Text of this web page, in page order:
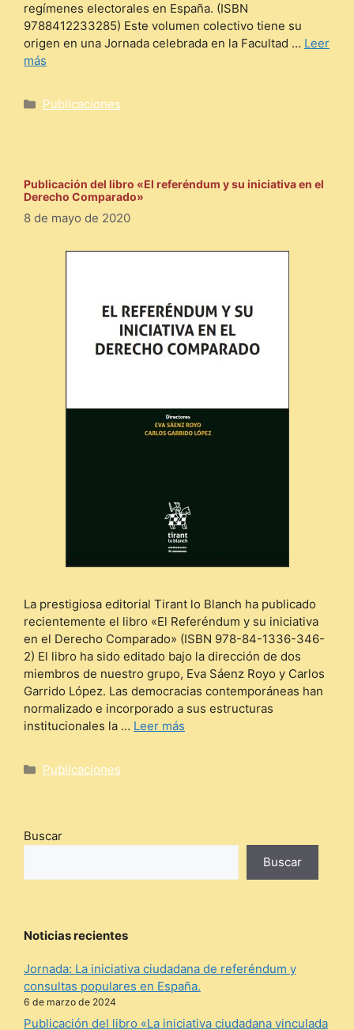
regímenes electorales en España. (ISBN
9788412233285) Este volumen colectivo tiene su
origen en una Jornada celebrada en la Facultad … Leer
más
Categorías
Publicaciones
Publicación del libro «El referéndum y su iniciativa en el
Derecho Comparado»
8 de mayo de 2020
La prestigiosa editorial Tirant lo Blanch ha publicado
recientemente el libro «El Referéndum y su iniciativa
en el Derecho Comparado» (ISBN 978-84-1336-346-
2) El libro ha sido editado bajo la dirección de dos
miembros de nuestro grupo, Eva Sáenz Royo y Carlos
Garrido López. Las democracias contemporáneas han
normalizado e incorporado a sus estructuras
institucionales la … Leer más
Categorías
Publicaciones
Buscar
Buscar
Noticias recientes
Jornada: La iniciativa ciudadana de referéndum y
consultas populares en España.
6 de marzo de 2024
Publicación del libro «La iniciativa ciudadana vinculada